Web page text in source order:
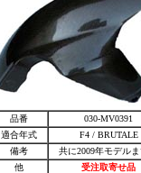
品番
030-MV0391
適合年式
F4 / BRUTALE
備考
共に2009年モデル
他
受注取寄せ品